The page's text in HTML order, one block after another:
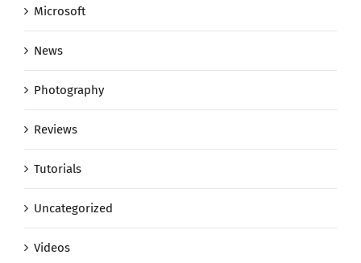
Microsoft
News
Photography
Reviews
Tutorials
Uncategorized
Videos